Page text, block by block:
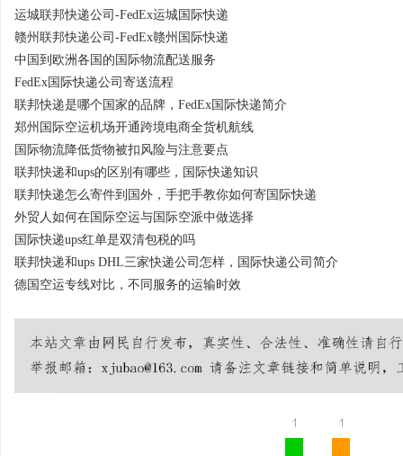
运城联邦快递公司-FedEx运城国际快递
赣州联邦快递公司-FedEx赣州国际快递
中国到欧洲各国的国际物流配送服务
FedEx国际快递公司寄送流程
联邦快递是哪个国家的品牌，FedEx国际快递简介
郑州国际空运机场开通跨境电商全货机航线
国际物流降低货物被扣风险与注意要点
联邦快递和ups的区别有哪些，国际快递知识
联邦快递怎么寄件到国外，手把手教你如何寄国际快递
外贸人如何在国际空运与国际空派中做选择
国际快递ups红单是双清包税的吗
联邦快递和ups DHL三家快递公司怎样，国际快递公司简介
德国空运专线对比，不同服务的运输时效
1 1